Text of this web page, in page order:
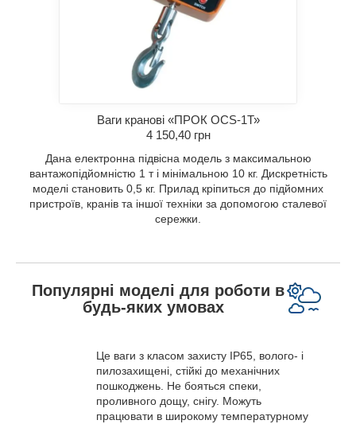
Ваги кранові «ПРОК OCS-1Т»
4 150,40 грн
Дана електронна підвісна модель з максимальною
вантажопідйомністю 1 т і мінімальною 10 кг. Дискретність
моделі становить 0,5 кг. Прилад кріпиться до підйомних
пристроїв, кранів та іншої техніки за допомогою сталевої
сережки.
Популярні моделі для роботи в
будь-яких умовах
Це ваги з класом захисту IP65, волого- і
пилозахищені, стійкі до механічних
пошкоджень. Не бояться спеки,
проливного дощу, снігу. Можуть
працювати в широкому температурному